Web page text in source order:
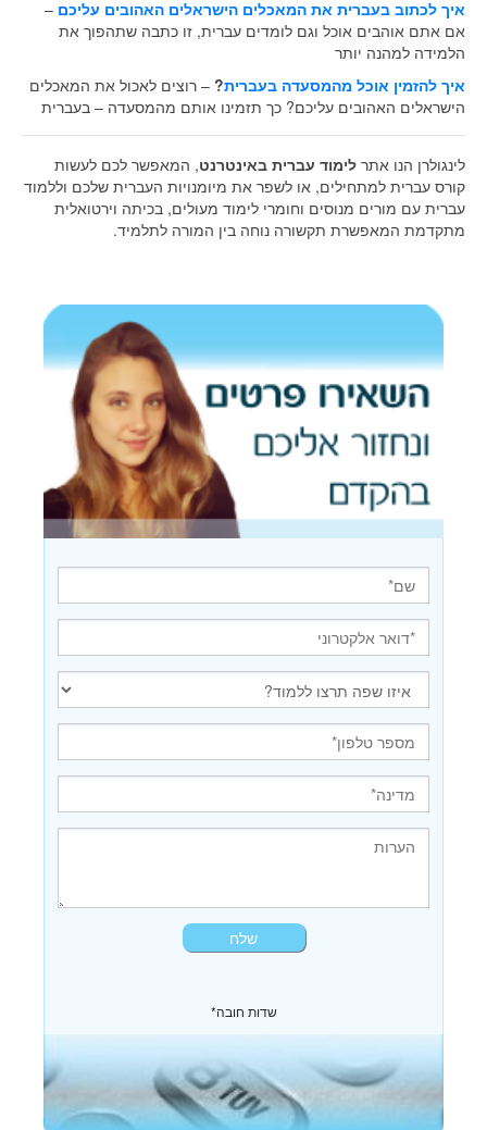
איך לכתוב בעברית את המאכלים הישראלים האהובים עליכם –
אם אתם אוהבים אוכל וגם לומדים עברית, זו כתבה שתהפוך את
הלמידה למהנה יותר
איך להזמין אוכל מהמסעדה בעברית? – רוצים לאכול את המאכלים
הישראלים האהובים עליכם? כך תזמינו אותם מהמסעדה – בעברית
לינגולרן הנו אתר לימוד עברית באינטרנט, המאפשר לכם לעשות
קורס עברית למתחילים, או לשפר את מיומנויות העברית שלכם וללמוד
עברית עם מורים מנוסים וחומרי לימוד מעולים, בכיתה וירטואלית
מתקדמת המאפשרת תקשורה נוחה בין המורה לתלמיד.
*שדות חובה